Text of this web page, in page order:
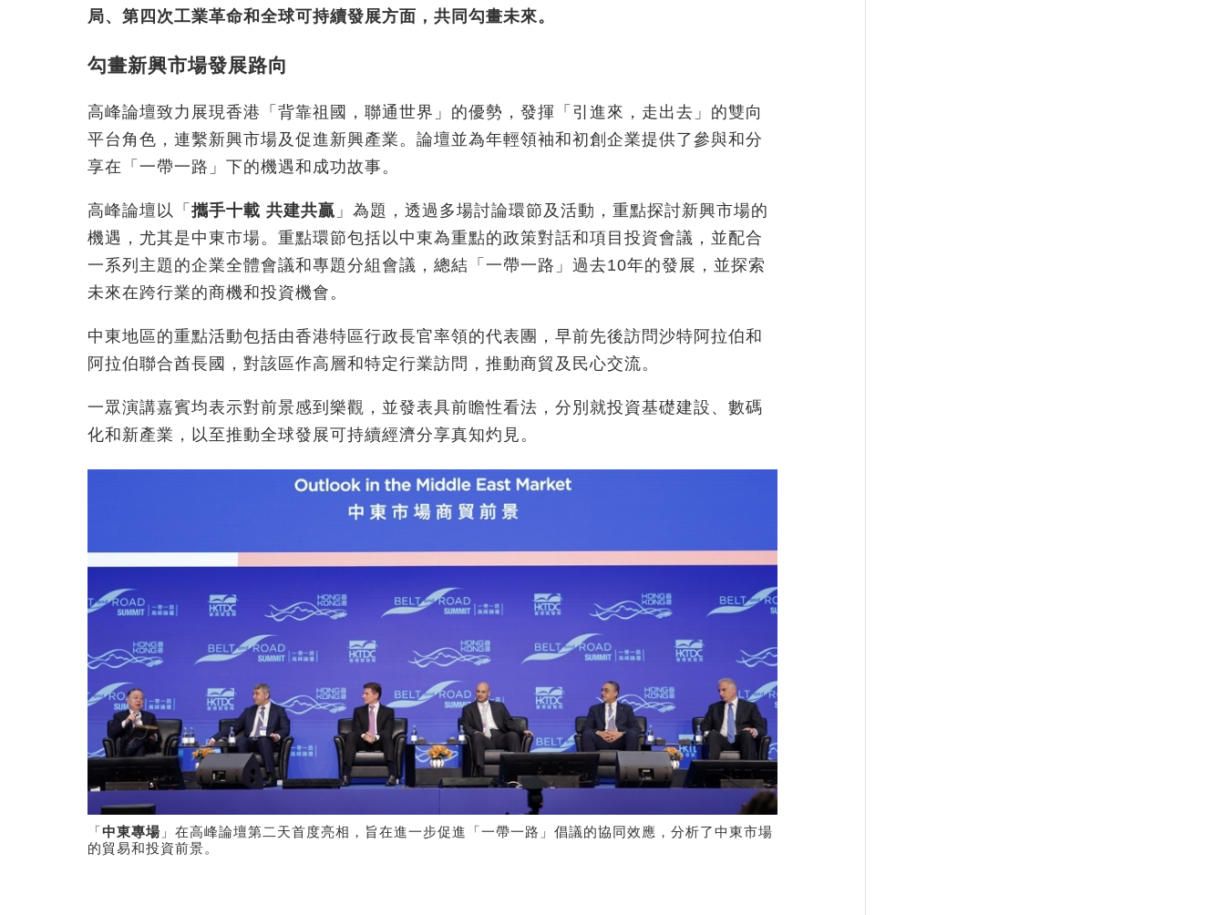
局、第四次工業革命和全球可持續發展方面，共同勾畫未來。
勾畫新興市場發展路向
高峰論壇致力展現香港「背靠祖國，聯通世界」的優勢，發揮「引進來，走出去」的雙向
平台角色，連繫新興市場及促進新興產業。論壇並為年輕領袖和初創企業提供了參與和分
享在「一帶一路」下的機遇和成功故事。
高峰論壇以 「 攜手十載 共建共贏 」為題，透過多場討論環節及活動，重點探討新興市場的
機遇，尤其是中東市場。重點環節包括以中東為重點的政策對話和項目投資會議，並配合
一系列主題的企業全體會議和專題分組會議，總結「一帶一路」過去10年的發展，並探索
未來在跨行業的商機和投資機會。
中東地區的重點活動包括由香港特區行政長官率領的代表團，早前先後訪問沙特阿拉伯和
阿拉伯聯合酋長國，對該區作高層和特定行業訪問，推動商貿及民心交流。
一眾演講嘉賓均表示對前景感到樂觀，並發表具前瞻性看法，分別就投資基礎建設、數碼
化和新產業，以至推動全球發展可持續經濟分享真知灼見。
「中東專場 」在高峰論壇第二天首度亮相，旨在進一步促進「一帶一路」倡議的協同效應，分析了中東市場
的貿易和投資前景。